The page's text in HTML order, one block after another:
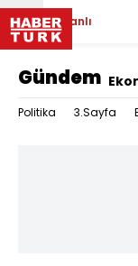
Canlı
Gündem
Politika 3.Sayfa